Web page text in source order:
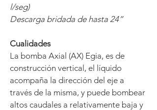
l/seg)
Descarga bridada de hasta 24”
Cualidades
La bomba Axial (AX) Egia, es de
construcción vertical, el líquido
acompaña la dirección del eje a
través de la misma, y puede bombear
altos caudales a relativamente baja y